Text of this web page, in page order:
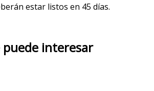
estar listos en 45 días.
puede interesar